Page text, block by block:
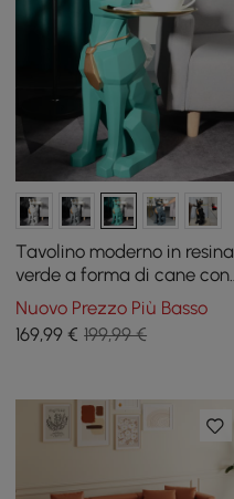
Tavolino moderno in resina
verde a forma di cane con
vassoio e portafazzoletti
Nuovo Prezzo Più Basso
169,99 € 199,99 €